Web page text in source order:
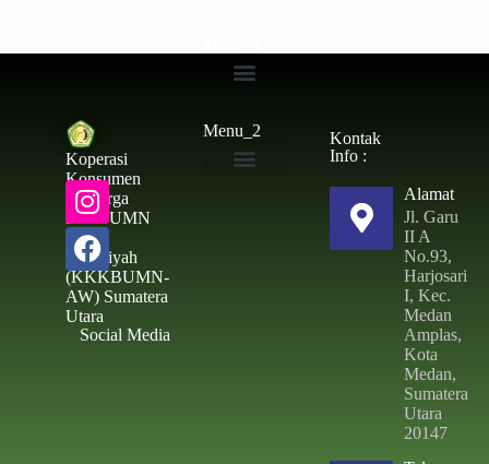
Koperasi
Konsumen
Keluarga
Besar UMN
Al –
Washliyah
(KKKBUMN-
AW) Sumatera
Utara
Social Media
Menu_2
Kontak
Info :
Alamat
Jl. Garu
II A
No.93,
Harjosari
I, Kec.
Medan
Amplas,
Kota
Medan,
Sumatera
Utara
20147